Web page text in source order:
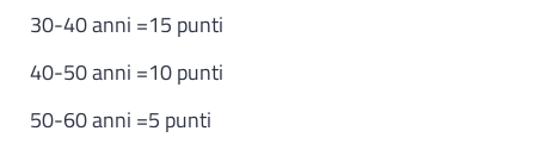
30-40 anni =15 punti
40-50 anni =10 punti
50-60 anni =5 punti